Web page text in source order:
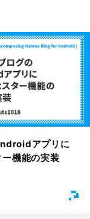
アプリに
機能の実装